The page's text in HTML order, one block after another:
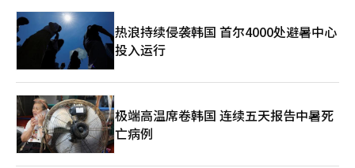
产这一重大且悲惨的结果的情况下，未来的调查和法律判断将会非
常严格。” 曾担任海军司令部人权顾问律师的刘王贤法律事务所
宇源律师表示：“如果通过告知他人造成对方承担不必要的义务，
可能构成强迫罪，尤其是对怀孕女军官不当指示趴下的行为，可能
构成强迫罪。”军刑法严格禁止虐待行为，要求健康男性士兵或士
官趴下与要求已知怀孕的女军官趴下之间的程度差异非常大。 此
外，握紧拳头以“展示我的权力”的方式进行威胁，可能构成恐吓
或威胁，具体行为表现如在空中挥拳等，可能被认定为暴力行为。
曾任海军军官和检察官的宋承焕Solugen法律事务所代表律师表
示：“刑法上的强迫罪不仅需要证明威胁行为，还需要证明要求对
热浪持续侵袭韩国 首尔4000处避暑中心
投入运行
极端高温席卷韩国 连续五天报告中暑死
亡病例